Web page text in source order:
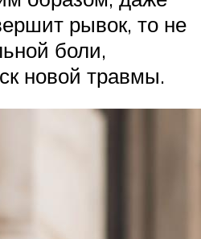
рывок, то не
боли,
новой травмы.